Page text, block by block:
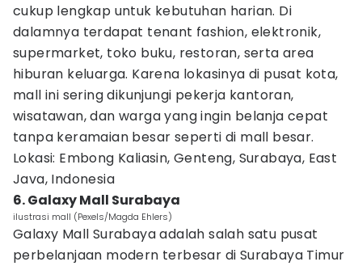
cukup lengkap untuk kebutuhan harian. Di
dalamnya terdapat tenant fashion, elektronik,
supermarket, toko buku, restoran, serta area
hiburan keluarga. Karena lokasinya di pusat kota,
mall ini sering dikunjungi pekerja kantoran,
wisatawan, dan warga yang ingin belanja cepat
tanpa keramaian besar seperti di mall besar.
Lokasi: Embong Kaliasin, Genteng, Surabaya, East
Java, Indonesia
6. Galaxy Mall Surabaya
ilustrasi mall (Pexels/Magda Ehlers)
Galaxy Mall Surabaya adalah salah satu pusat
perbelanjaan modern terbesar di Surabaya Timur